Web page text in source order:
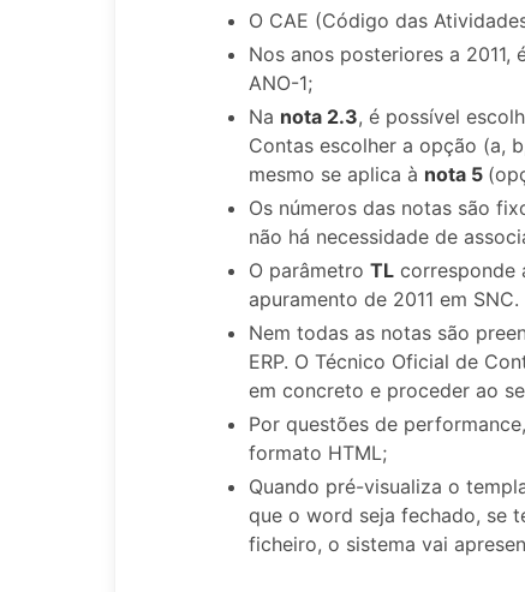
O CAE (Código das
Nos anos posteriores a 2011,
ANO-1;
Na nota 2.3, é possível
Contas escolher a opção (a,
mesmo se aplica à nota 5
Os números das notas são
não há necessidade de
O parâmetro TL corresponde
apuramento de 2011 em
Nem todas as notas são
ERP. O Técnico Oficial de
em concreto e proceder ao
Por questões de
formato HTML;
Quando pré-visualiza o
que o word seja fechado, se
ficheiro, o sistema vai